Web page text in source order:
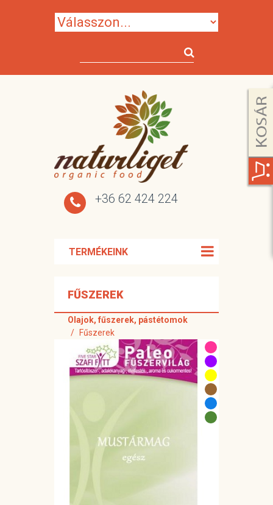
+36 62 424 224
TERMÉKEINK
FŰSZEREK
Olajok, fűszerek, pástétomok
Fűszerek